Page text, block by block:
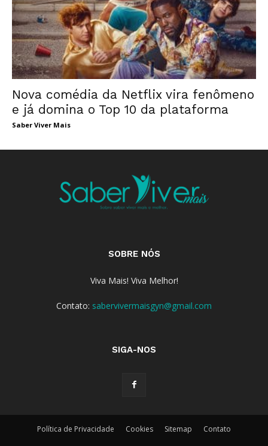
Nova comédia da Netflix vira fenômeno
e já domina o Top 10 da plataforma
Saber Viver Mais
SOBRE NÓS
Viva Mais! Viva Melhor!
Contato: sabervivermaisgyn@gmail.com
SIGA-NOS
Política de Privacidade Cookies Sitemap Contato